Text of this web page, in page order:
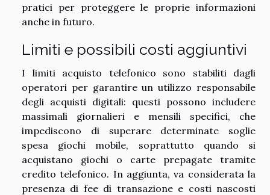
pratici per proteggere le proprie informazioni
anche in futuro.
Limiti e possibili costi aggiuntivi
I limiti acquisto telefonico sono stabiliti dagli
operatori per garantire un utilizzo responsabile
degli acquisti digitali: questi possono includere
massimali giornalieri e mensili specifici, che
impediscono di superare determinate soglie
spesa giochi mobile, soprattutto quando si
acquistano giochi o carte prepagate tramite
credito telefonico. In aggiunta, va considerata la
presenza di fee di transazione e costi nascosti